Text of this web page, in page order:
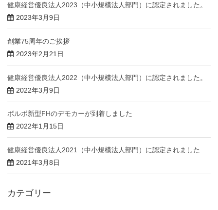
健康経営優良法人2023（中小規模法人部門）に認定されました。
2023年3月9日
創業75周年のご挨拶
2023年2月21日
健康経営優良法人2022（中小規模法人部門）に認定されました。
2022年3月9日
ボルボ新型FHのデモカーが到着しました
2022年1月15日
健康経営優良法人2021（中小規模法人部門）に認定されました
2021年3月8日
カテゴリー